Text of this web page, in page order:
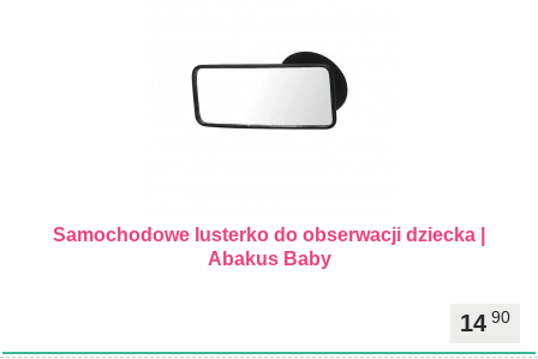
Samochodowe lusterko do obserwacji dziecka |
Abakus Baby
14 90